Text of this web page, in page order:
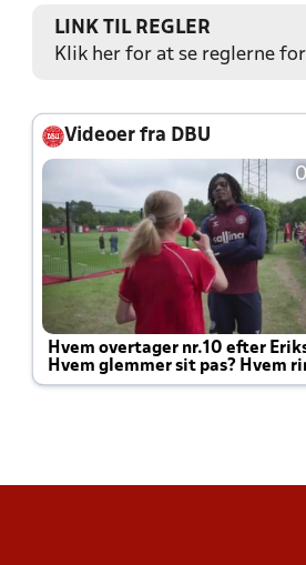
LINK TIL REGLER
Klik her for at se reglerne
Videoer fra DBU
Hvem overtager nr.10 efter
Hvem glemmer sit pas? Hvem
Joachim altid til efter kampe?